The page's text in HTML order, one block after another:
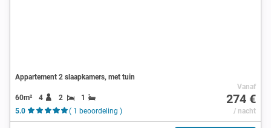
Appartement 2 slaapkamers, met tuin
60m² 4 2
1
5.0
( 1 beoordeling )
Vanaf
274 €
/ nacht